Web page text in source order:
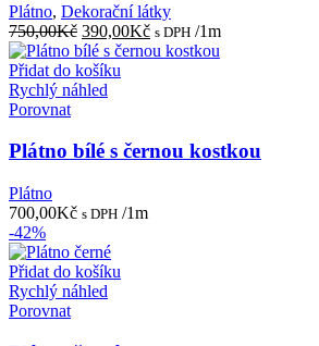
Plátno, Dekorační látky
750,00Kč Původní
cena
byla:
750,00Kč.
390,00KčAktuální
cena
s DPH /1m
Přidat do košíku
Rychlý náhled
Porovnat
Plátno bílé s černou kostkou
Plátno
700,00Kč s DPH /1m
-42%
Přidat do košíku
Rychlý náhled
Porovnat